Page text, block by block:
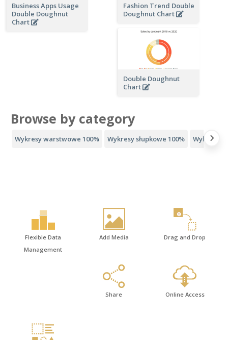
Business Apps Usage
Double Doughnut
Chart
Fashion Trend Double
Doughnut Chart
Double Doughnut
Chart
Browse by category
Wykresy warstwowe 100% Wykresy słupkowe 100% Wykresy
Flexible Data
Management
Add Media Drag and Drop
Share Online Access